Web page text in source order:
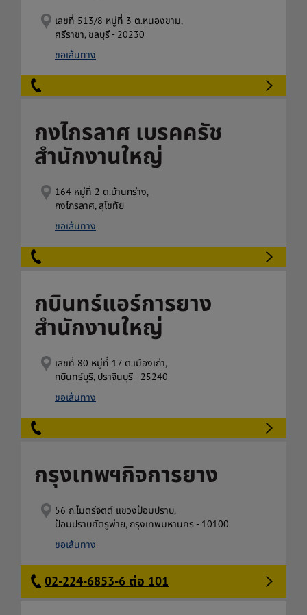
เลขที่ 513/8 หมู่ที่ 3 ต.หนองขาม,
ศรีราชา, ชลบุรี - 20230
ขอเส้นทาง
กงไกรลาศ เบรคครัช
สำนักงานใหญ่
164 หมู่ที่ 2 ต.บ้านกร่าง,
กงไกรลาศ, สุโขทัย
ขอเส้นทาง
กบินทร์แอร์การยาง
สำนักงานใหญ่
เลขที่ 80 หมู่ที่ 17 ต.เมืองเก่า,
กบินทร์บุรี, ปราจีนบุรี - 25240
ขอเส้นทาง
กรุงเทพฯกิจการยาง
56 ถ.ไมตรีจิตต์ แขวงป้อมปราบ,
ป้อมปราบศัตรูพ่าย, กรุงเทพมหานคร - 10100
ขอเส้นทาง
02-224-6853-6 ต่อ 101